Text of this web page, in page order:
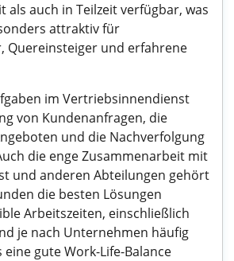
als auch in Teilzeit verfügbar, was
attraktiv für
Quereinsteiger und erfahrene
im Vertriebsinnendienst
von Kundenanfragen, die
und die Nachverfolgung
die enge Zusammenarbeit mit
und anderen Abteilungen gehört
die besten Lösungen
Arbeitszeiten, einschließlich
je nach Unternehmen häufig
gute Work-Life-Balance